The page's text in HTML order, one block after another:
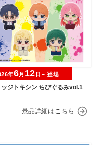
ッジトキシン ちびぐるみvol.1
年6月 12 日～登場